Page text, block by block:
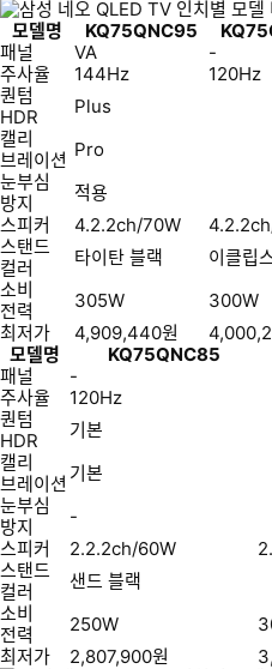
모델명
KQ75QNC95
패널
VA
-
주사율
144Hz
120Hz
퀀텀
HDR
Plus
캘리
브레이션 Pro
눈부심
방지
적용
스피커
4.2.2ch/70W
스탠드
컬러
타이탄 블랙 이클립
소비
전력
305W 300W
최저가
4,909,440원
모델명
KQ75QNC85
패널
-
주사율
120Hz
퀀텀
HDR
기본
캘리
브레이션 기본
눈부심
방지
-
스피커
2.2.2ch/60W
스탠드
컬러
샌드 블랙
소비
전력
250W
최저가
2,807,900원